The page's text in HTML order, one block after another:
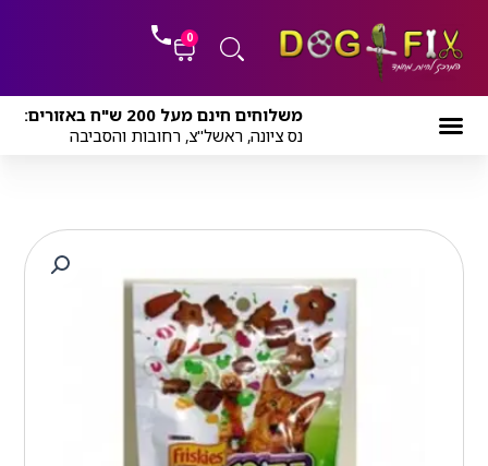
לתוכן
0
עגלת
קניות
משלוחים חינם מעל 200 ש"ח באזורים:
נס ציונה, ראשל"צ, רחובות והסביבה